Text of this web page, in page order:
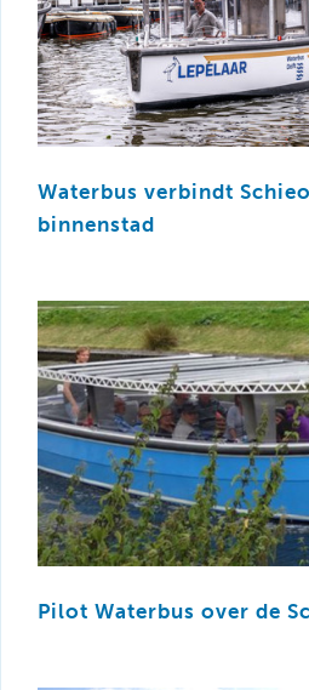
Waterbus verbindt
binnenstad
Pilot Waterbus over de